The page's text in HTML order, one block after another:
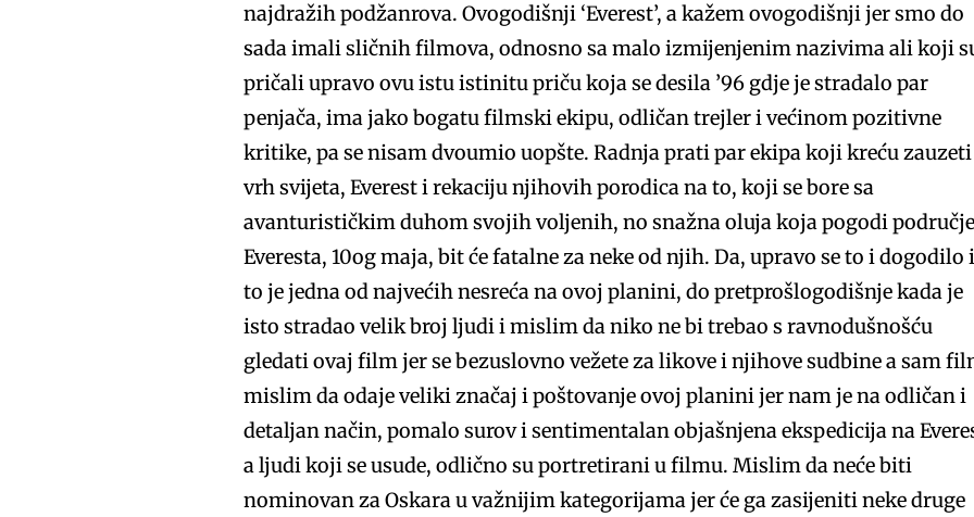
najdražih podžanrova. Ovogodišnji ‘Everest’, a kažem ovogodišnji jer smo do
sada imali sličnih filmova, odnosno sa malo izmijenjenim nazivima ali koji
pričali upravo ovu istu istinitu priču koja se desila ’96 gdje je stradalo par
penjača, ima jako bogatu filmski ekipu, odličan trejler i većinom pozitivne
kritike, pa se nisam dvoumio uopšte. Radnja prati par ekipa koji kreću zauzeti
vrh svijeta, Everest i rekaciju njihovih porodica na to, koji se bore sa
avanturističkim duhom svojih voljenih, no snažna oluja koja pogodi područje
Everesta, 10og maja, bit će fatalne za neke od njih. Da, upravo se to i dogodilo i
to je jedna od najvećih nesreća na ovoj planini, do pretprošlogodišnje kada je
isto stradao velik broj ljudi i mislim da niko ne bi trebao s ravnodušnošću
gledati ovaj film jer se bezuslovno vežete za likove i njihove sudbine a sam
mislim da odaje veliki značaj i poštovanje ovoj planini jer nam je na odličan i
detaljan način, pomalo surov i sentimentalan objašnjena ekspedicija na
a ljudi koji se usude, odlično su portretirani u filmu. Mislim da neće biti
nominovan za Oskara u važnijim kategorijama jer će ga zasijeniti neke druge